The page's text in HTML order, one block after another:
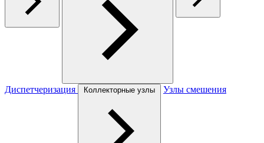
Диспетчеризация Коллекторные узлы Узлы смешения